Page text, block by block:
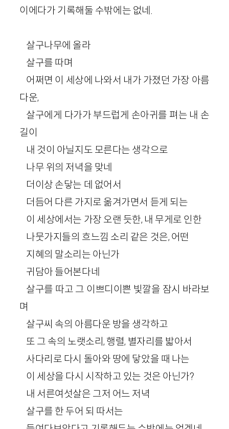
이에다가 기록해둘 수밖에는 없네.
살구나무에 올라
살구를 따며
어쩌면 이 세상에 나와서 내가 가졌던 가장 아름
다운,
살구에게 다가가 부드럽게 손아귀를 펴는 내 손
길이
내 것이 아닐지도 모른다는 생각으로
나무 위의 저녁을 맞네
더이상 손닿는 데 없어서
더듬어 다른 가지로 옮겨가면서 듣게 되는
이 세상에서는 가장 오랜 듯한, 내 무게로 인한
나뭇가지들의 흐느낌 소리 같은 것은, 어떤
지혜의 말소리는 아닌가
귀담아 들어본다네
살구를 따고 그 이쁘디이쁜 빛깔을 잠시 바라보
며
살구씨 속의 아름다운 방을 생각하고
또 그 속의 노랫소리, 행렬, 별자리를 밟아서
사다리로 다시 돌아와 땅에 닿았을 때 나는
이 세상을 다시 시작하고 있는 것은 아닌가?
내 서른여섯살은 그저 어느 저녁
살구를 한 두어 되 따서는